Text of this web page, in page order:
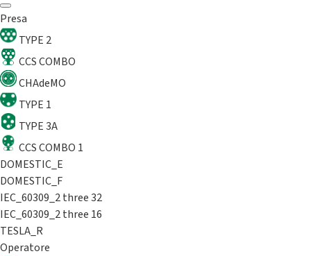
Presa
TYPE 2
CCS COMBO
CHAdeMO
TYPE 1
TYPE 3A
CCS COMBO 1
DOMESTIC_E
DOMESTIC_F
IEC_60309_2 three 32
IEC_60309_2 three 16
TESLA_R
Operatore